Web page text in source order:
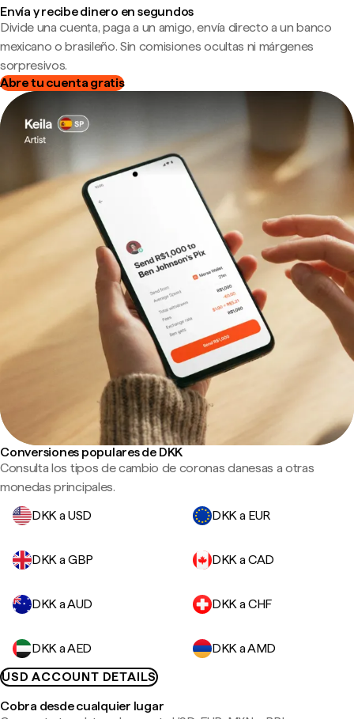
Envía y recibe dinero en segundos
Divide una cuenta, paga a un amigo, envía directo a un banco
mexicano o brasileño. Sin comisiones ocultas ni márgenes
sorpresivos.
Abre tu cuenta gratis
Conversiones populares de DKK
Consulta los tipos de cambio de coronas danesas a otras
monedas principales.
DKK a USD
DKK a EUR
DKK a GBP DKK a CAD
DKK a AUD DKK a CHF
DKK a AED
DKK a AMD
USD ACCOUNT DETAILS
Cobra desde cualquier lugar